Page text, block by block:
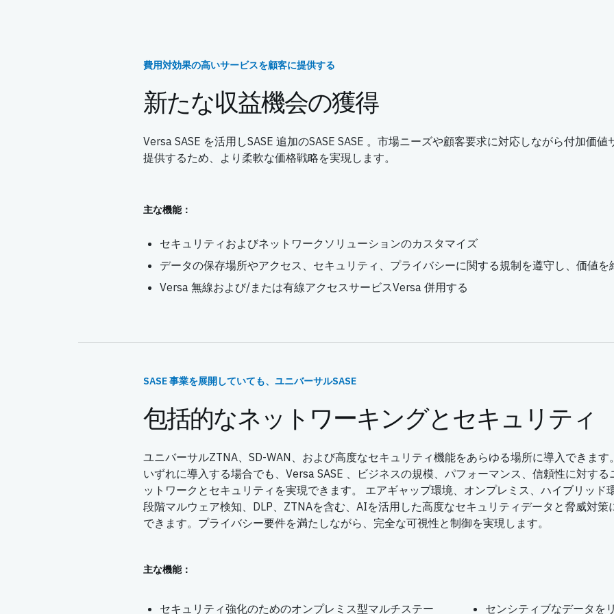
費用対効果の高いサービスを顧客に提供する
新たな収益機会の獲得
Versa SASE を活用しSASE 追加のSASE SASE 。市場ニーズや顧客要求に対応しながら付加価値
提供するため、より柔軟な価格戦略を実現します。
主な機能：
セキュリティおよびネットワークソリューションのカスタマイズ
データの保存場所やアクセス、セキュリティ、プライバシーに関する規制を遵守し、価値を
Versa 無線および/または有線アクセスサービスVersa 併用する
SASE 事業を展開していても、ユニバーサルSASE
包括的なネットワーキングとセキュリティ
ユニバーサルZTNA、SD-WAN、および高度なセキュリティ機能をあらゆる場所に導入できま
いずれに導入する場合でも、Versa SASE 、ビジネスの規模、パフォーマンス、信頼性に対す
ットワークとセキュリティを実現できます。 エアギャップ環境、オンプレミス、ハイブリッド
段階マルウェア検知、DLP、ZTNAを含む、AIを活用した高度なセキュリティデータと脅威対
できます。プライバシー要件を満たしながら、完全な可視性と制御を実現します。
主な機能：
セキュリティ強化のためのオンプレミス型マルチステー センシティブなデータを